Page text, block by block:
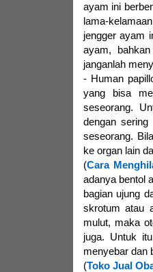
ayam ini
lama-
jengger ayam
ayam,
janganlah
- Human
yang bisa
seseorang.
dengan
seseorang.
ke organ lain
(Cara
adanya bentol
bagian ujung
skrotum atau
mulut, maka
juga. Untuk
menyebar dan
(Toko Jual